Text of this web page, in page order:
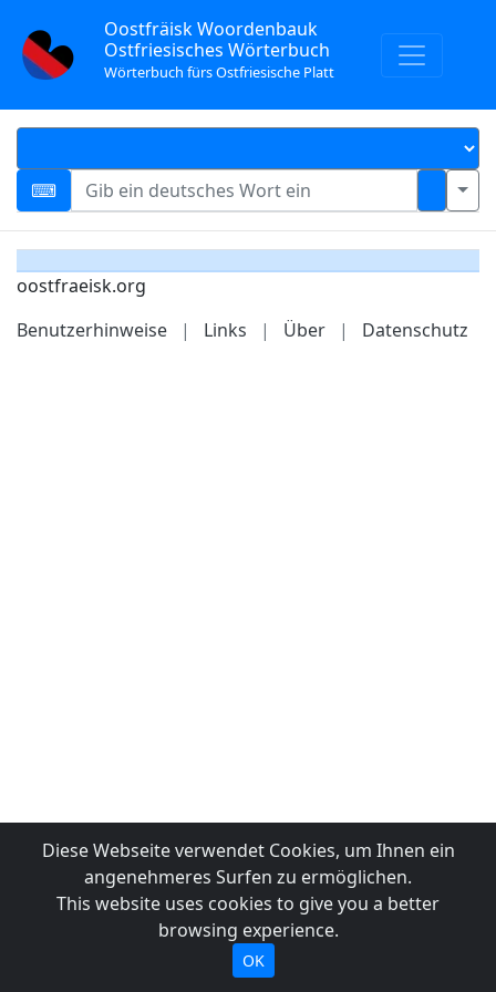
Oostfräisk Woordenbauk
Ostfriesisches Wörterbuch
Wörterbuch fürs Ostfriesische Platt
oostfraeisk.org
Benutzerhinweise
| Links | Über | Datenschutz
Diese Webseite verwendet Cookies, um Ihnen ein
angenehmeres Surfen zu ermöglichen.
This website uses cookies to give you a better
browsing experience.
OK